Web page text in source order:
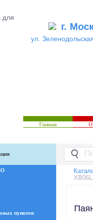
г.
ул.
Главная О
пунктов